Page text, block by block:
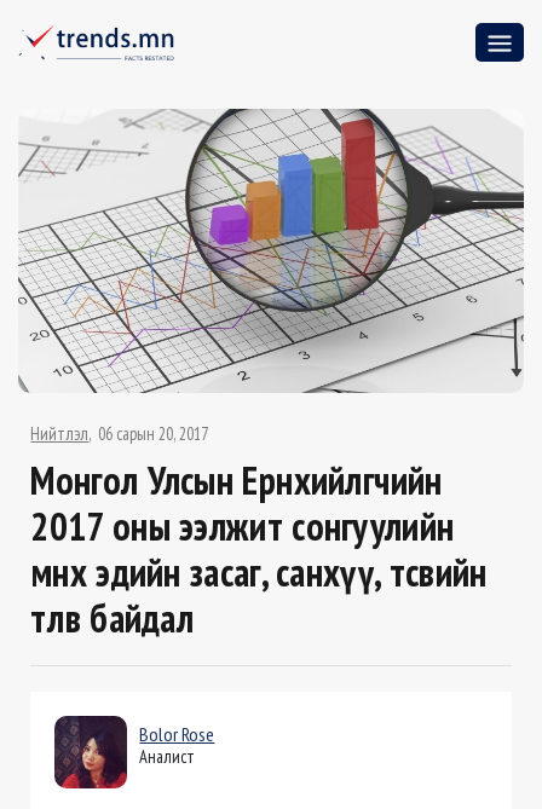
Нийтлэл 06 сарын 20, 2017
Монгол Улсын Ерөнхийлөгчийн
2017 оны ээлжит сонгуулийн
өмнөх эдийн засаг, санхүү, төсвийн
төлөв байдал
Bolor Rose
Аналист